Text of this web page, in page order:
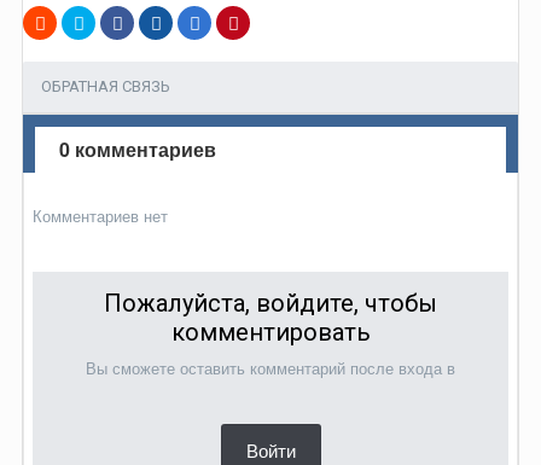
ОБРАТНАЯ СВЯЗЬ
0 комментариев
Комментариев нет
Пожалуйста, войдите, чтобы
комментировать
Вы сможете оставить комментарий после входа в
Войти